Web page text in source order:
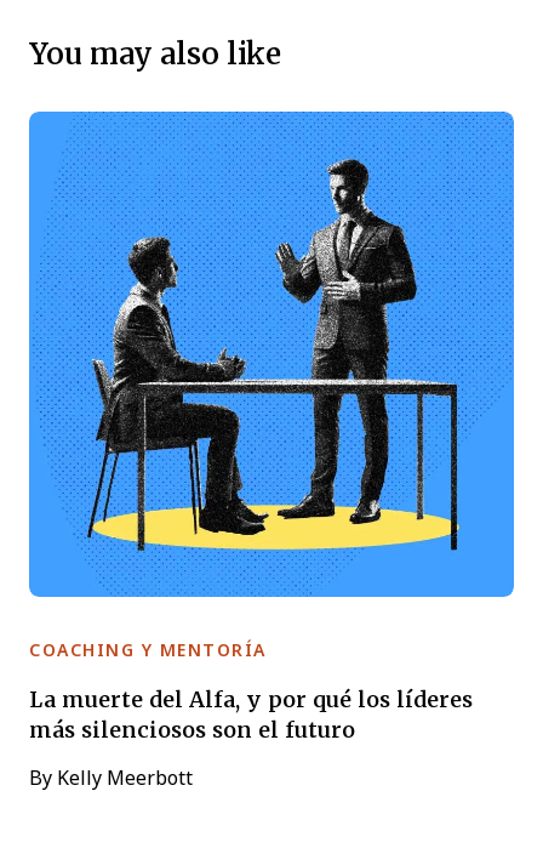
You may also like
COACHING Y MENTORÍA
La muerte del Alfa, y por qué los líderes
más silenciosos son el futuro
By Kelly Meerbott